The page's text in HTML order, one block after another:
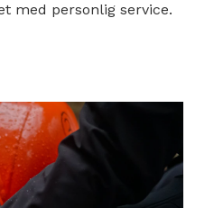
med personlig service.